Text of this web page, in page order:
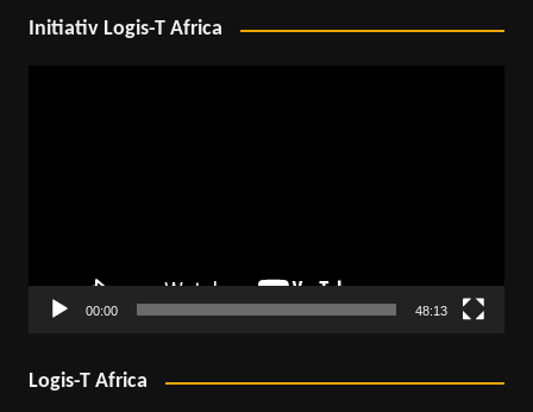
Initiativ Logis-T Africa
00:00 48:13
Logis-T Africa